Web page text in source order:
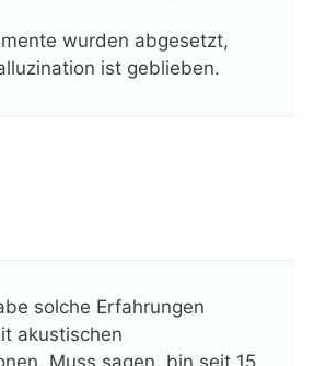
wurden abgesetzt,
ist geblieben.
solche Erfahrungen
akustischen
Muss sagen, bin seit 15